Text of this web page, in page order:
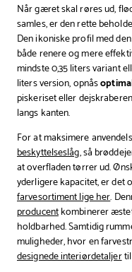
Når gæret skal røres ud,
samles, er den rette
Den ikoniske profil med
både renere og mere
mindste 0,35 liters variant
liters version, opnås
piskeriset eller
langs kanten.
For at maksimere
beskyttelseslåg, så
at overfladen tørrer ud.
yderligere kapacitet, er det
farvesortiment lige her.
producentkombinerer
holdbarhed. Samtidig
muligheder, hvor en
designede interiørdetaljertil